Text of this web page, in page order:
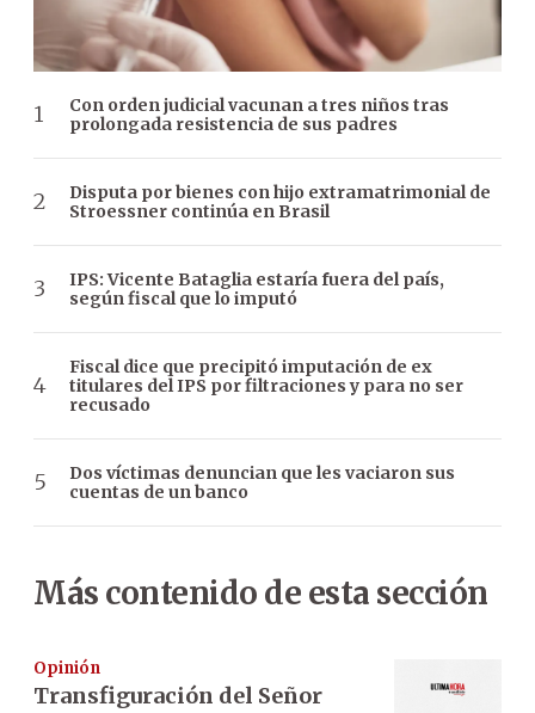
Con orden judicial vacunan a tres niños tras
prolongada resistencia de sus padres
Disputa por bienes con hijo extramatrimonial de
Stroessner continúa en Brasil
IPS: Vicente Bataglia estaría fuera del país,
según fiscal que lo imputó
Fiscal dice que precipitó imputación de ex
titulares del IPS por filtraciones y para no ser
recusado
Dos víctimas denuncian que les vaciaron sus
cuentas de un banco
Más contenido de esta sección
Opinión
Transfiguración del Señor